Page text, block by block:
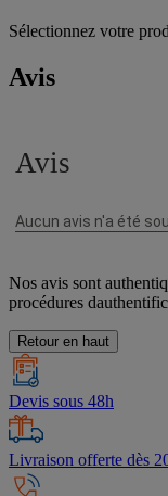
Sélectionnez votre
Avis
Nos avis sont
procédures
Retour en haut
Devis sous 48h
Livraison offerte dès